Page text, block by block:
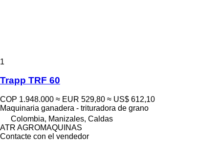
1
Trapp TRF 60
COP 1.948.000 ≈ EUR 529,80 ≈ US$ 612,10
Maquinaria ganadera - trituradora de grano
Colombia, Manizales, Caldas
ATR AGROMAQUINAS
Contacte con el vendedor